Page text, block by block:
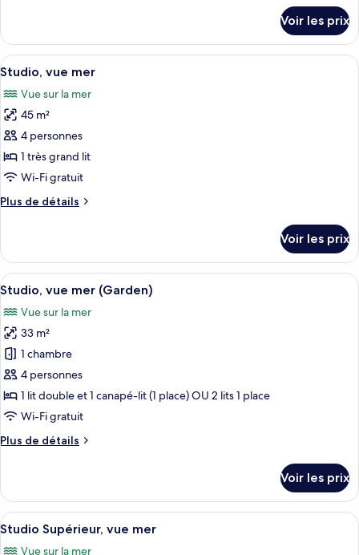
mer
le
type
de
Chambre
Standard,
mer
Voir les prix
Afficher
toutes
les
photos
pour
ce
type
chambre :
mer
Une chambre d’hôtel comprenant
11
Studio, vue mer
Vue sur la mer
45 m²
4 personnes
1 très grand lit
Wi-Fi gratuit
Plus de détails
Plus
le
type
de
Studio,
vue
mer
Voir les prix
Afficher
toutes
les
photos
pour
ce
type
de
chambre :
Studio,
(Garden)
Studio, vue mer (Garden) | Literie
14
Studio, vue mer (Garden)
Vue sur la mer
33 m²
1 chambre
4 personnes
1 lit double et 1 canapé-lit (1 place) OU 2 lits 1 place
Wi-Fi gratuit
Plus de détails
Plus
le
type
de
Voir les prix
Afficher
toutes
Studio Supérieur, vue mer | Literie
11
Studio Supérieur, vue mer
Vue sur la mer